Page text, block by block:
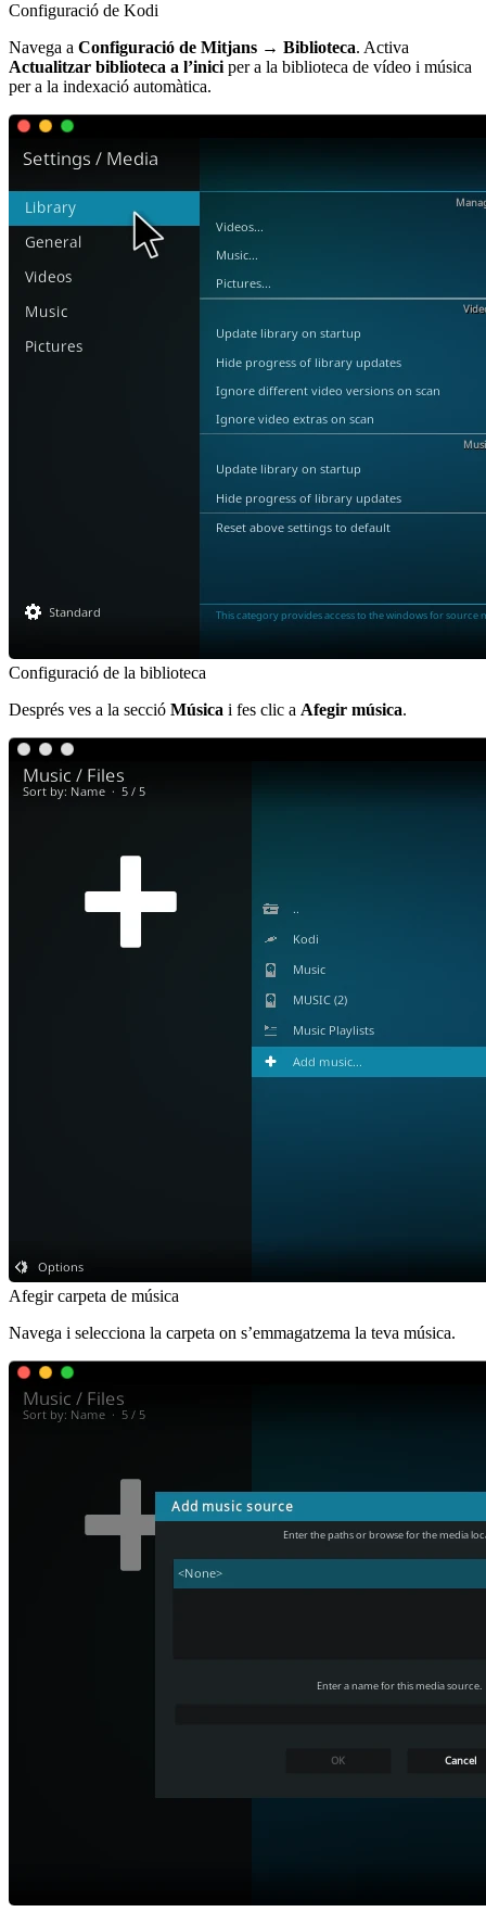
Configuració de Kodi
Navega a Configuració de Mitjans → Biblioteca. Activa
Actualitzar biblioteca a l’inici per a la biblioteca de vídeo i música
per a la indexació automàtica.
Configuració de la biblioteca
Després ves a la secció Música i fes clic a Afegir música.
Afegir carpeta de música
Navega i selecciona la carpeta on s’emmagatzema la teva música.